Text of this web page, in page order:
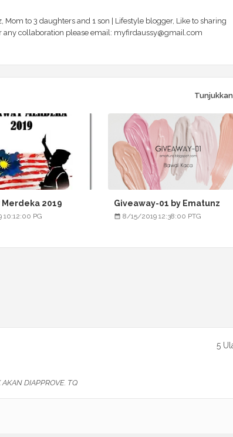
Mom to 3 daughters and 1 son | Lifestyle blogger, Like to sharing
collaboration please email: myfirdaussy@gmail.com
2019
PG
Giveaway-01 by Ematunz
8/15/2019 12:38:00 PTG
5
DIAPPROVE. TQ